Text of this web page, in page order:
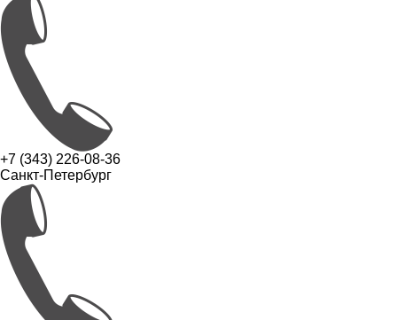
+7 (343) 226-08-36
Санкт-Петербург